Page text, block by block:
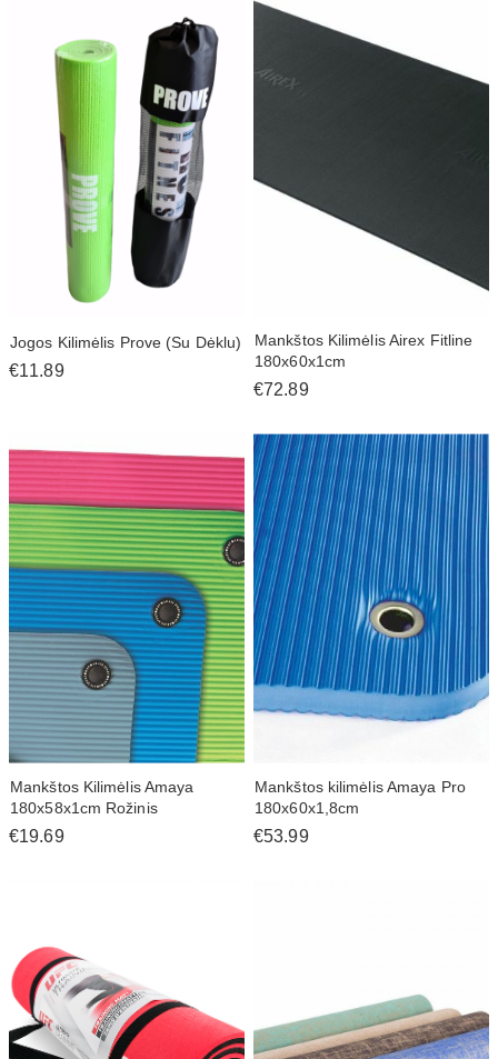
Jogos Kilimėlis Prove (Su Dėklu)
€11.89
Mankštos Kilimėlis Airex Fitline
180x60x1cm
€72.89
Mankštos Kilimėlis Amaya
180x58x1cm Rožinis
€19.69
Mankštos kilimėlis Amaya Pro
180x60x1,8cm
€53.99